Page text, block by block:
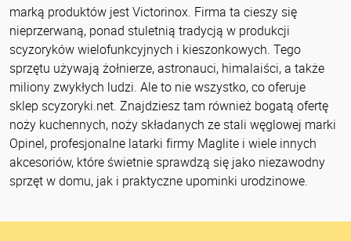
marką produktów jest Victorinox. Firma ta cieszy się
nieprzerwaną, ponad stuletnią tradycją w produkcji
scyzoryków wielofunkcyjnych i kieszonkowych. Tego
sprzętu używają żołnierze, astronauci, himalaiści, a także
miliony zwykłych ludzi. Ale to nie wszystko, co oferuje
sklep scyzoryki.net. Znajdziesz tam również bogatą ofertę
noży kuchennych, noży składanych ze stali węglowej marki
Opinel, profesjonalne latarki firmy Maglite i wiele innych
akcesoriów, które świetnie sprawdzą się jako niezawodny
sprzęt w domu, jak i praktyczne upominki urodzinowe.